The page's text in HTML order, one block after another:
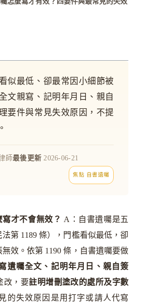
似最低、卻最常因小細節被
文親寫、記明年月日、親自
要件與常見失效原因，不提
師最後更新 2026-06-21
焦點 自書遺囑
才不會無效？ A：自書遺囑是五
第 1189 條），門檻看似最低，卻
效。依第 1190 條，自書遺囑要做
遺囑全文、記明年月日、親自簽
改，要註明增刪塗改的處所及字數
的失效原因是用打字或請人代寫